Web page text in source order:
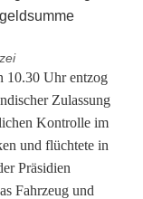
10.30 Uhr entzog
Zulassung
Kontrolle im
und flüchtete in
Präsidien
Fahrzeug und